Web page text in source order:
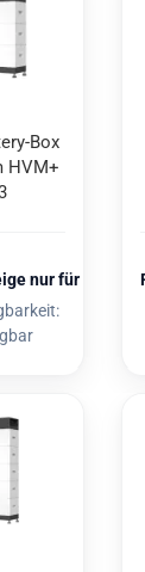
​​Box
HVM+
nur für